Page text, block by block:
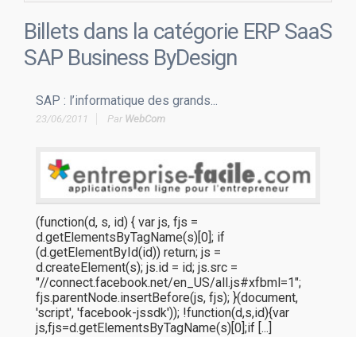
Billets dans la catégorie ERP SaaS
SAP Business ByDesign
SAP : l’informatique des grands...
23/06/2011 Par WebCom
(function(d, s, id) { var js, fjs =
d.getElementsByTagName(s)[0]; if
(d.getElementById(id)) return; js =
d.createElement(s); js.id = id; js.src =
"//connect.facebook.net/en_US/all.js#xfbml=1";
fjs.parentNode.insertBefore(js, fjs); }(document,
'script', 'facebook-jssdk')); !function(d,s,id){var
js,fjs=d.getElementsByTagName(s)[0];if [...]